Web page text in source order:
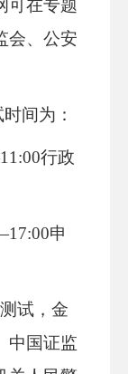
可在专题
会、公安
间为：
行政
申
试，金
中国证监